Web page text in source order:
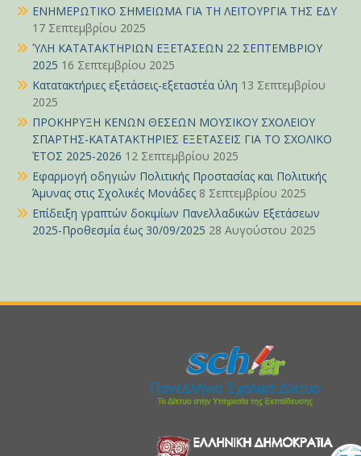
ΕΝΗΜΕΡΩΤΙΚΟ ΣΗΜΕΙΩΜΑ ΓΙΑ ΤΗ ΛΕΙΤΟΥΡΓΙΑ ΤΗΣ ΕΔΥ
17 Σεπτεμβρίου 2025
ΎΛΗ ΚΑΤΑΤΑΚΤΗΡΙΩΝ ΕΞΕΤΑΣΕΩΝ 22 ΣΕΠΤΕΜΒΡΙΟΥ
2025 16 Σεπτεμβρίου 2025
Κατατακτήριες εξετάσεις-εξεταστέα ύλη 13 Σεπτεμβρίου
2025
ΠΡΟΚΗΡΥΞΗ ΚΕΝΩΝ ΘΕΣΕΩΝ ΜΟΥΣΙΚΟΥ ΣΧΟΛΕΙΟΥ
ΣΠΑΡΤΗΣ-ΚΑΤΑΤΑΚΤΗΡΙΕΣ ΕΞΕΤΑΣΕΙΣ ΓΙΑ ΤΟ ΣΧΟΛΙΚΟ
ΈΤΟΣ 2025-2026 12 Σεπτεμβρίου 2025
Εφαρμογή οδηγιών Πολιτικής Προστασίας και Πολιτικής
Άμυνας στις Σχολικές Μονάδες 8 Σεπτεμβρίου 2025
Επίδειξη γραπτών δοκιμίων Πανελλαδικών Εξετάσεων
2025-Προθεσμία έως 30/09/2025 28 Αυγούστου 2025